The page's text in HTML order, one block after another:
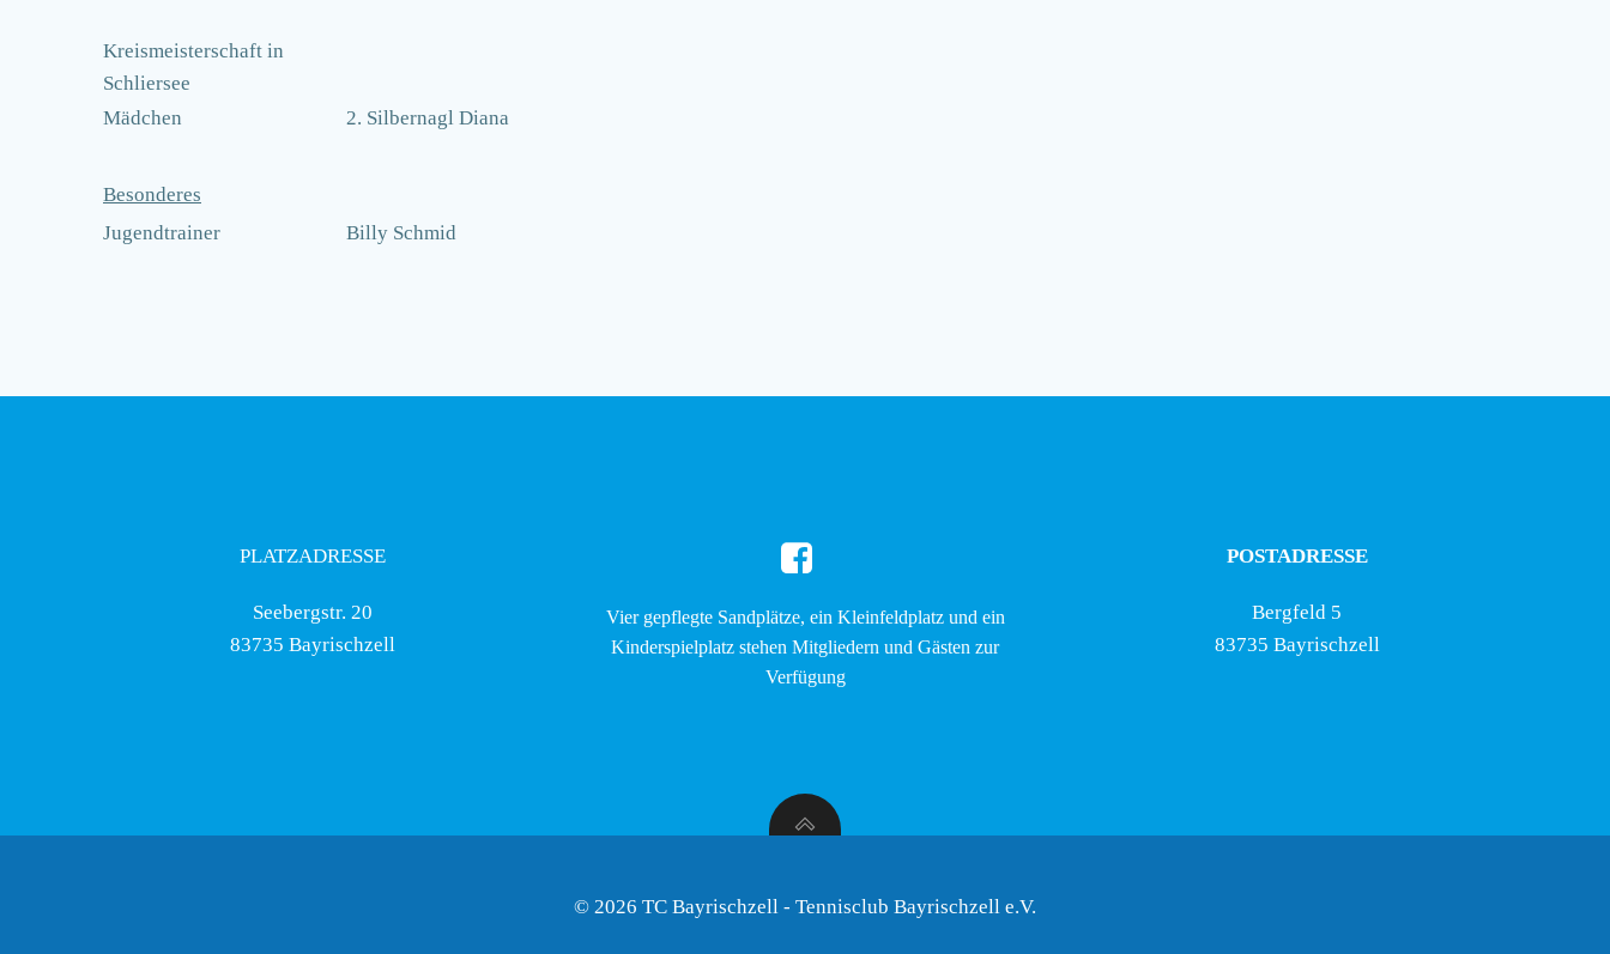
Kreismeisterschaft in
Schliersee
Mädchen
2. Silbernagl Diana
Besonderes
Jugendtrainer
Billy Schmid
PLATZADRESSE
Seebergstr. 20
83735 Bayrischzell
Vier gepflegte Sandplätze, ein Kleinfeldplatz und ein
Kinderspielplatz stehen Mitgliedern und Gästen zur
Verfügung
POSTADRESSE
Bergfeld 5
83735 Bayrischzell
© 2026 TC Bayrischzell - Tennisclub Bayrischzell e.V.